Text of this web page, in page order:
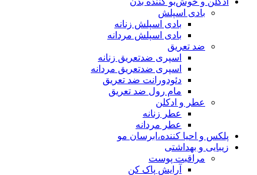
بادی اسپلش
بادی اسپلش زنانه
بادی اسپلش مردانه
ضد تعریق
اسپری ضدتعریق زنانه
اسپری ضدتعریق مردانه
دئودورانت ضد تعریق
مام رول ضد تعریق
عطر و ادکلن
عطر زنانه
عطر مردانه
پلکس و احیا کننده،ابرسان مو
زیبایی و بهداشتی
مراقبت پوست
آرایش پاک کن